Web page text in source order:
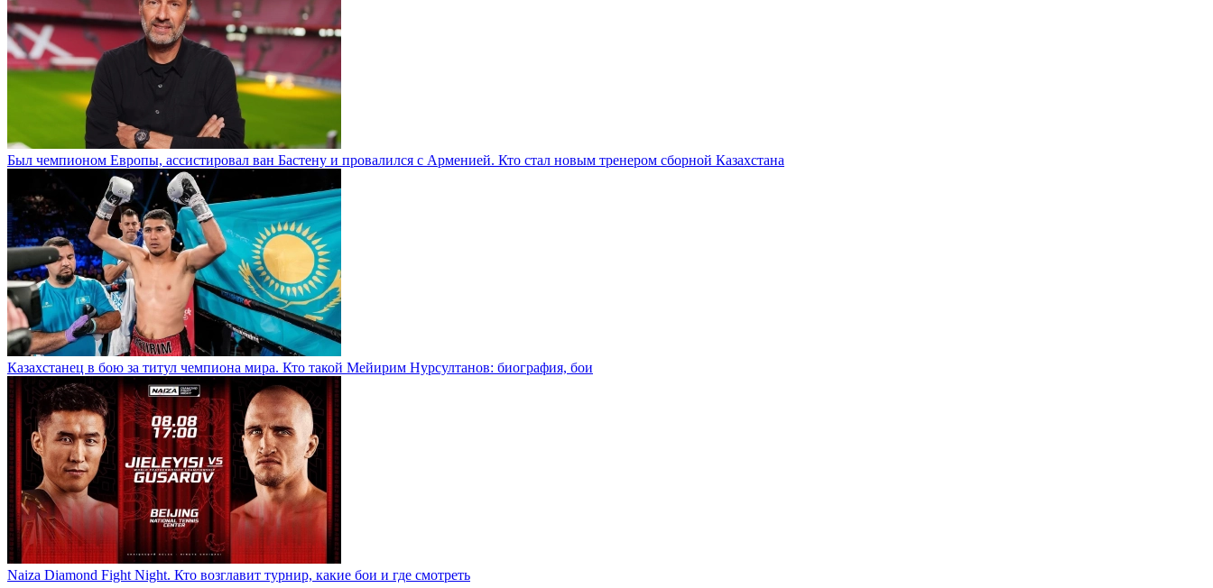
Был чемпионом Европы, ассистировал ван Бастену и провалился с Арменией. Кто стал новым тренером сборной Казахстана
Казахстанец в бою за титул чемпиона мира. Кто такой Мейирим Нурсултанов: биография, бои
Naiza Diamond Fight Night. Кто возглавит турнир, какие бои и где смотреть